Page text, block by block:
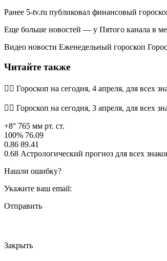
Ранее 5-tv.ru публиковал финансовый
Еще больше новостей — у Пятого канала в
Видео новости Еженедельный гороскоп
Читайте также
🧙‍♀ Гороскоп на сегодня, 4 апреля, для всех
🧙‍♀ Гороскоп на сегодня, 3 апреля, для всех
+8° 765 мм рт. ст.
100% 76.09
0.86 89.41
0.68 Астрологический прогноз для всех
Нашли ошибку?
Укажите ваш email:
Отправить
Закрыть